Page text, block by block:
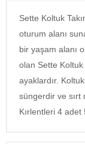
Sette Koltuk
oturum alanı
bir yaşam alanı
olan Sette Koltuk
ayaklardır.
süngerdir ve sırt
Kırlentleri 4 adet